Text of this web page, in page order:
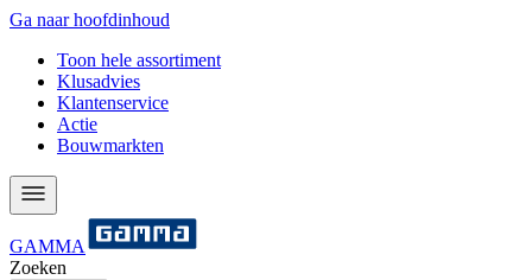
Ga naar hoofdinhoud
Toon hele assortiment
Klusadvies
Klantenservice
Actie
Bouwmarkten
GAMMA
Zoeken